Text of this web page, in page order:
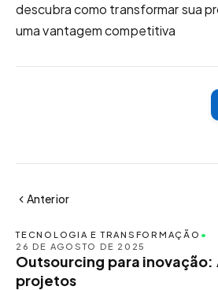
descubra como transformar sua
uma vantagem competitiva
Anterior
TECNOLOGIA E TRANSFORMAÇÃO •
26 DE AGOSTO DE 2025
Outsourcing para inovação:
projetos